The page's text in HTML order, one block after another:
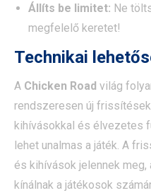
Állíts be limitet: Ne
megfelelő keretet!
Technikai
A Chicken Road világ
rendszeresen új
kihívásokkal és élvezetes
lehet unalmas a játék. A
és kihívások jelennek
kínálnak a játékosok